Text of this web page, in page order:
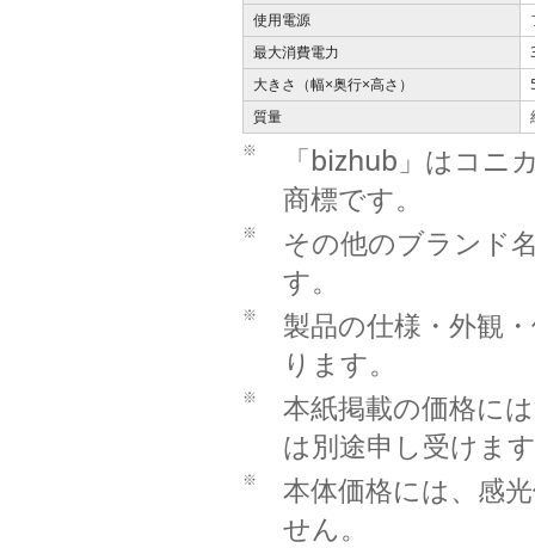
使用電源
最大消費電力
大きさ（幅×奥行×高さ）
質量
※
「bizhub」はコニ
商標です。
※
その他のブランド
す。
※
製品の仕様・外観
ります。
※
本紙掲載の価格に
は別途申し受けま
※
本体価格には、感
せん。